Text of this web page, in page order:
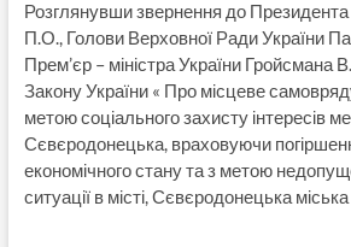
Розглянувши звернення до
П.О., Голови Верховної Ради України
Прем’єр – міністра України Гройсмана
Закону України « Про місцеве
метою соціального захисту інтересів
Сєвєродонецька, враховуючи
економічного стану та з метою
ситуації в місті, Сєвєродонецька